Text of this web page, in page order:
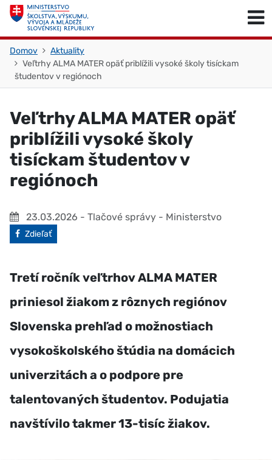
Skočiť na obsah
Domov
Aktuality
Veľtrhy ALMA MATER opäť priblížili vysoké školy tisíckam
študentov v regiónoch
Veľtrhy ALMA MATER opäť
priblížili vysoké školy
tisíckam študentov v
regiónoch
23.03.2026 - Tlačové správy - Ministerstvo
Facebook
Zdieľať
Tretí ročník veľtrhov ALMA MATER
priniesol žiakom z rôznych regiónov
Slovenska prehľad o možnostiach
vysokoškolského štúdia na domácich
univerzitách a o podpore pre
talentovaných študentov. Podujatia
navštívilo takmer 13-tisíc žiakov.
Skočiť na začiatok stránky